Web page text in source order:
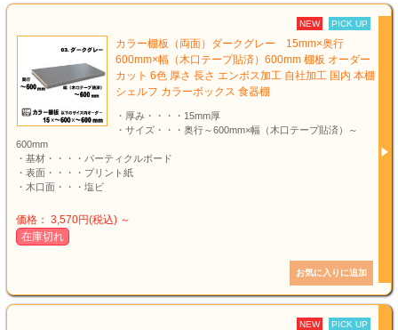
NEW PICK UP
カラー棚板（両面）ダークグレー 15mm×奥行
600mm×幅（木口テープ貼済）600mm 棚板 オーダー
カット 6色 厚さ 長さ エンボス加工 自社加工 国内 本棚
シェルフ カラーボックス 食器棚
・厚み・・・・15mm厚
・サイズ・・・奥行～600mm×幅（木口テープ貼済）～
600mm
・基材・・・・パーティクルボード
・表面・・・・プリント紙
・木口面・・・塩ビ
価格： 3,570円(税込) ～
在庫切れ
NEW PICK UP